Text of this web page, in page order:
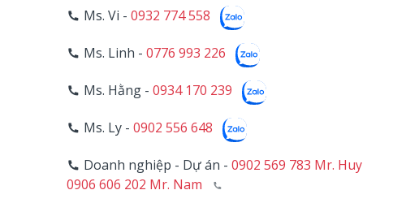
Ms. Vi - 0932 774 558
Ms. Linh - 0776 993 226
Ms. Hằng - 0934 170 239
Ms. Ly - 0902 556 648
Doanh nghiệp - Dự án - 0902 569 783 Mr. Huy
0906 606 202 Mr. Nam